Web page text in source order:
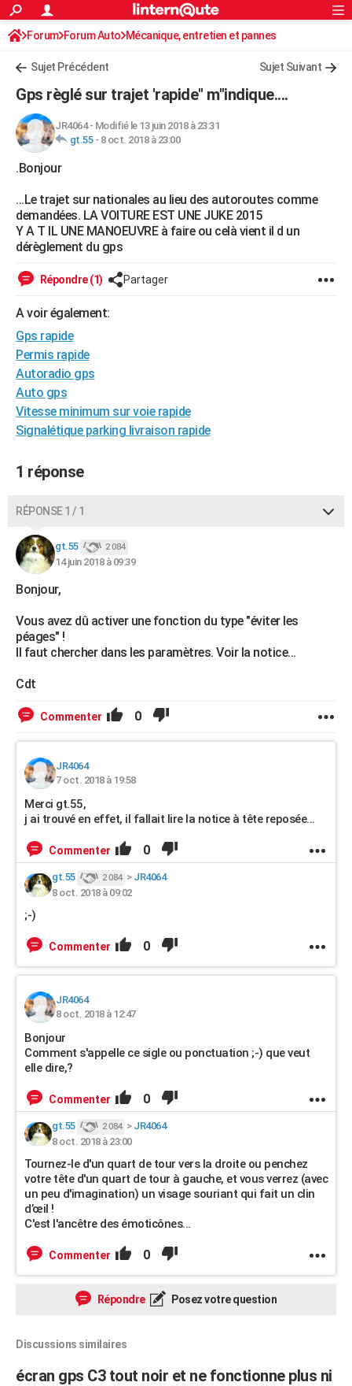
ACTUALITÉS
Politique
Société
Faits Divers
Education
Monde
Villes
+
FINANCE
Retraite
Impôts
Epargne
Immobilier
Risques naturels par ville
Banque
Assurance
Crédit
AUTO
Essais
Réserver un essai
Citadines
Berlines
SUV
Forum auto
+HIGH-TECH
Mobiles
Meilleur smartphone
Internet
Ordinateurs
Jeux vidéo
Guide high-tech
+BRICOLAGE
Forum
Aménagement intérieur
Extérieur
Cuisine
Salle de bains
Jardinage
Rangement
WEEK-END
Guides de France
Escapades
Patrimoine
Expositions
Musées
Week-end nature
LIFESTYLE
SANTE
Alimentation
Guide de la santé
Maladies
Médicaments
Sommeil
VOYAGE
Destinations
City break
Voyage nature
Voyage de noces
Forum
Climat
PHOTO
GUIDES D'ACHAT
BONS PLANS
CARTE DE VOEUX
COPAINS D'AVANT
S'inscrire
Se connecter
Lycées
Collèges
Primaires
Universités
Entreprises
Service militaire
Avis de recherche
AVIS DE DÉCÈS
FORUM
Bricolage
Lifestyle
Culture
Sport
Auto
Television
Voyage
Cinema
Rechercher
S'inscrire
Connexion
Forum Forum Auto Mécanique, entretien et pannes
Autoradio / Système embarqué, CB
Sujet Précédent Sujet Suivant
Gps règlé sur trajet 'rapide" m"indique....
JR4064- Modifié le 13 juin 2018 à 23:31
gt.55- 8 oct. 2018 à 23:00
.Bonjour
...Le trajet sur nationales au lieu des autoroutes comme
demandées. LA VOITURE EST UNE JUKE 2015
Y A T IL UNE MANOEUVRE à faire ou celà vient il d un
dérèglement du gps
Répondre (1) Partager
A voir également:
Gps rapide
Permis rapide
Autoradio gps
Auto gps
Vitesse minimum sur voie rapide
Signalétique parking livraison rapide
1 réponse
RÉPONSE 1 / 1
gt.55 2 084
14 juin 2018 à 09:39
Bonjour,
Vous avez dû activer une fonction du type "éviter les
péages" !
Il faut chercher dans les paramètres. Voir la notice...
Cdt
Commenter 0
JR4064
7 oct. 2018 à 19:58
Merci gt.55,
j ai trouvé en effet, il fallait lire la notice à tête reposée...
Commenter 0
gt.55 2 084 > JR4064
8 oct. 2018 à 09:02
;-)
Commenter 0
JR4064
8 oct. 2018 à 12:47
Bonjour
Comment s'appelle ce sigle ou ponctuation ;-) que veut
elle dire,?
Commenter 0
gt.55 2 084 > JR4064
8 oct. 2018 à 23:00
Tournez-le d'un quart de tour vers la droite ou penchez
votre tête d'un quart de tour à gauche, et vous verrez (avec
un peu d'imagination) un visage souriant qui fait un clin
d’œil !
C'est l'ancêtre des émoticônes...
Commenter 0
Répondre Posez votre question
Discussions similaires
écran gps C3 tout noir et ne fonctionne plus ni